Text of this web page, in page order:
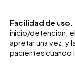
Facilidad de uso.
inicio/detención,
apretar una vez, y
pacientes cuando